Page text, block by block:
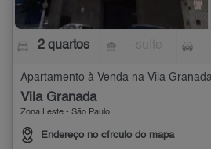
2 quartos
Apartamento à Venda na Vila
Vila Granada
Zona Leste - São Paulo
Endereço no círculo do mapa